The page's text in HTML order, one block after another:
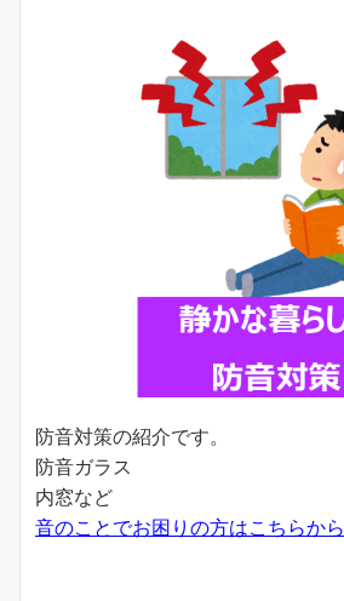
防音対策の紹介です。
防音ガラス
内窓など
音のことでお困りの方はこちらから